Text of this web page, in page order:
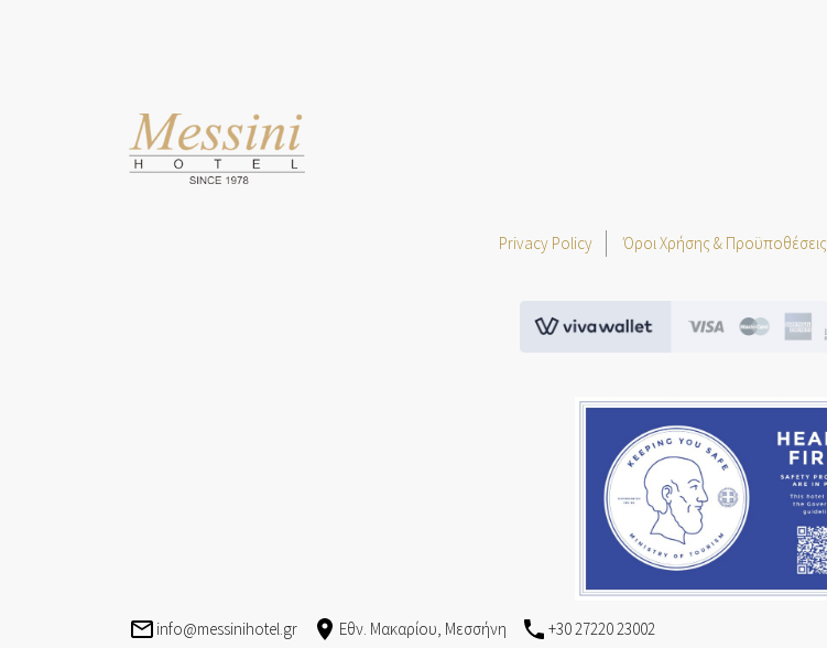
Privacy Policy Όροι Χρήσης & Προϋποθέσεις
info@messinihotel.gr Εθν. Μακαρίου, Μεσσήνη +30 27220 23002